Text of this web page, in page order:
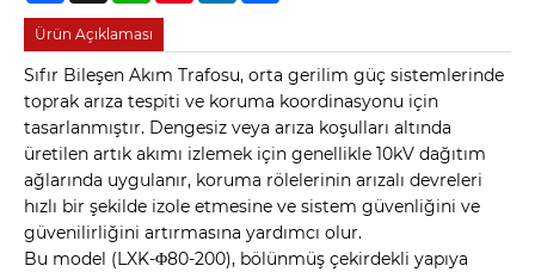
Ürün Açıklaması
Sıfır Bileşen Akım Trafosu, orta gerilim güç sistemlerinde
toprak arıza tespiti ve koruma koordinasyonu için
tasarlanmıştır. Dengesiz veya arıza koşulları altında
üretilen artık akımı izlemek için genellikle 10kV dağıtım
ağlarında uygulanır, koruma rölelerinin arızalı devreleri
hızlı bir şekilde izole etmesine ve sistem güvenliğini ve
güvenilirliğini artırmasına yardımcı olur.
Bu model (LXK-Φ80-200), bölünmüş çekirdekli yapıya